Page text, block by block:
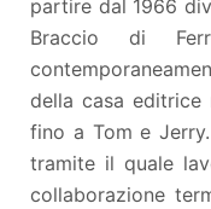
partire dal 1966
Braccio di
della casa editrice
fino a Tom e
tramite il quale
collaborazione